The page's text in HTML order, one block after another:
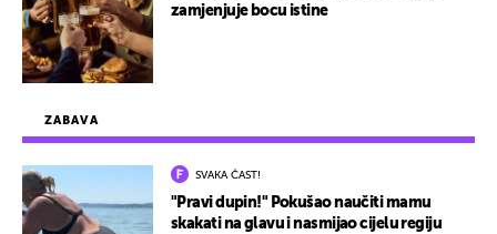
ZABAVA
SVAKA ČAST!
"Pravi dupin!" Pokušao naučiti mamu
skakati na glavu i nasmijao cijelu regiju
zamjenjuje bocu istine